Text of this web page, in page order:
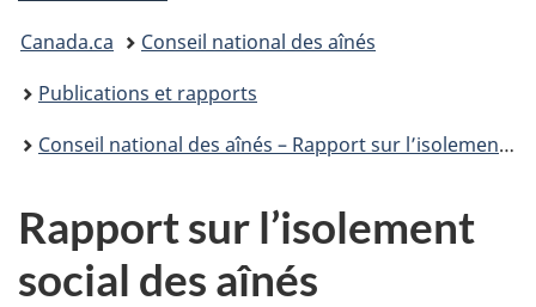
Vous
êtes
ici :
Canada.ca
Conseil national des aînés
Publications et rapports
Conseil national des aînés – Rapport sur l’isolement social des aînés, 2013-2014
Rapport sur l’isolement
social des aînés